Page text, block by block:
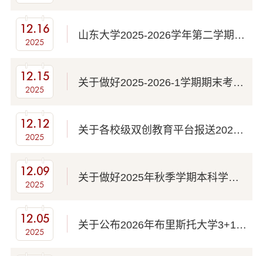
12.16
2025
山东大学2025-2026学年第二学期本科生选课通知
12.15
2025
关于做好2025-2026-1学期期末考试工作的通知
12.12
2025
关于各校级双创教育平台报送2025年工作总结和2026年工作计划的通知
12.09
2025
关于做好2025年秋季学期本科学生毕业及学位授予资格审核工作的通知
12.05
2025
关于公布2026年布里斯托大学3+1本硕连读项目推荐名单的通知